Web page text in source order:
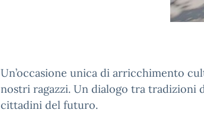
Un’occasione unica di arricchimento
nostri ragazzi. Un dialogo tra tradizioni
cittadini del futuro.